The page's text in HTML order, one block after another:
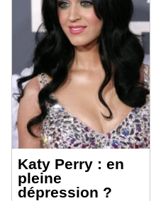
Katy Perry : en
pleine
dépression ?